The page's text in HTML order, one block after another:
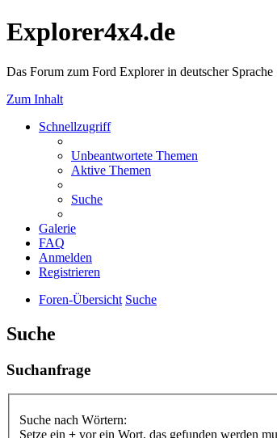
Explorer4x4.de
Das Forum zum Ford Explorer in deutscher Sprache
Zum Inhalt
Schnellzugriff
Unbeantwortete Themen
Aktive Themen
Suche
Galerie
FAQ
Anmelden
Registrieren
Foren-Übersicht Suche
Suche
Suchanfrage
Suche nach Wörtern:
Setze ein + vor ein Wort, das gefunden werden